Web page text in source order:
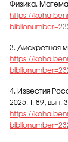
Физика.
https://
3. Дискретная
https://
4. Известия
2025. Т. 89, вып.
https://